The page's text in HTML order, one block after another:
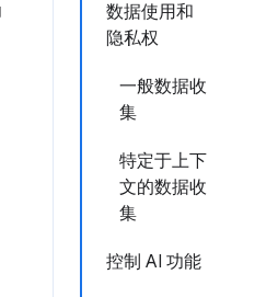
数据使用和
隐私权
一般数据收
集
特定于上下
文的数据收
集
控制 AI 功能